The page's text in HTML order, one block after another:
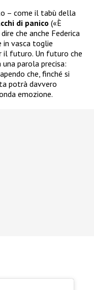
– come il tabù della
di panico («È
che anche Federica
in vasca toglie
il futuro. Un futuro che
parola precisa:
che, finché si
potrà davvero
emozione.